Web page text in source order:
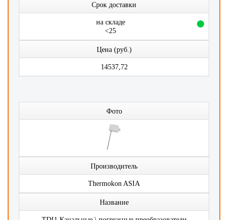
Срок доставки
на складе
<25
Цена (руб.)
14537,72
Фото
Производитель
Thermokon ASIA
Название